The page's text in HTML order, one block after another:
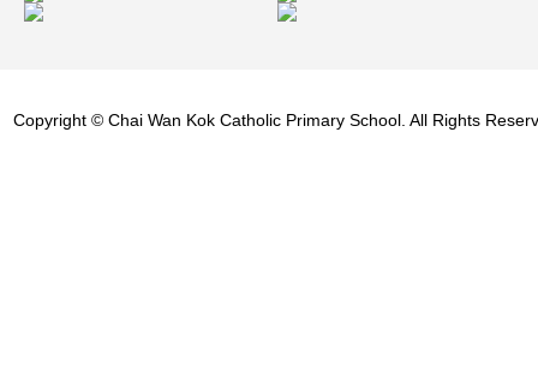
Copyright © Chai Wan Kok Catholic Primary School. All Rights